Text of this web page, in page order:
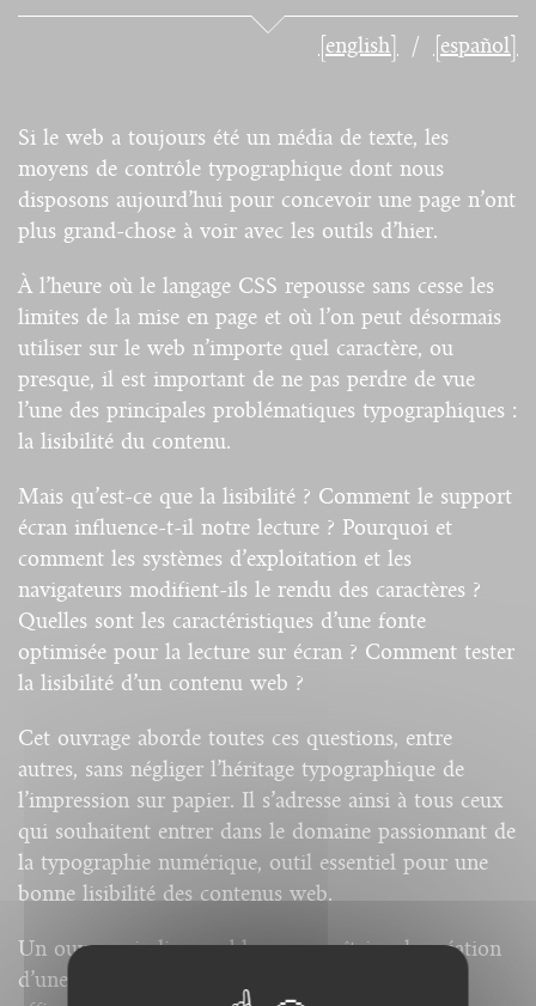
[english] [español]
Si le web a toujours été un média de texte, les
moyens de contrôle typographique dont nous
disposons aujourd’hui pour concevoir une page n’ont
plus grand-chose à voir avec les outils d’hier.
À l’heure où le langage CSS repousse sans cesse les
limites de la mise en page et où l’on peut désormais
utiliser sur le web n’importe quel caractère, ou
presque, il est important de ne pas perdre de vue
l’une des principales problématiques typographiques :
la lisibilité du contenu.
Mais qu’est-ce que la lisibilité ? Comment le support
écran influence-t-il notre lecture ? Pourquoi et
comment les systèmes d’exploitation et les
navigateurs modifient-ils le rendu des caractères ?
Quelles sont les caractéristiques d’une fonte
optimisée pour la lecture sur écran ? Comment tester
la lisibilité d’un contenu web ?
Cet ouvrage aborde toutes ces questions, entre
autres, sans négliger l’héritage typographique de
l’impression sur papier. Il s’adresse ainsi à tous ceux
qui souhaitent entrer dans le domaine passionnant de
la typographie numérique, outil essentiel pour une
bonne lisibilité des contenus web.
Un ouvrage indispensable pour maîtriser la création
d’une page web parfaitement lisible, donc plus